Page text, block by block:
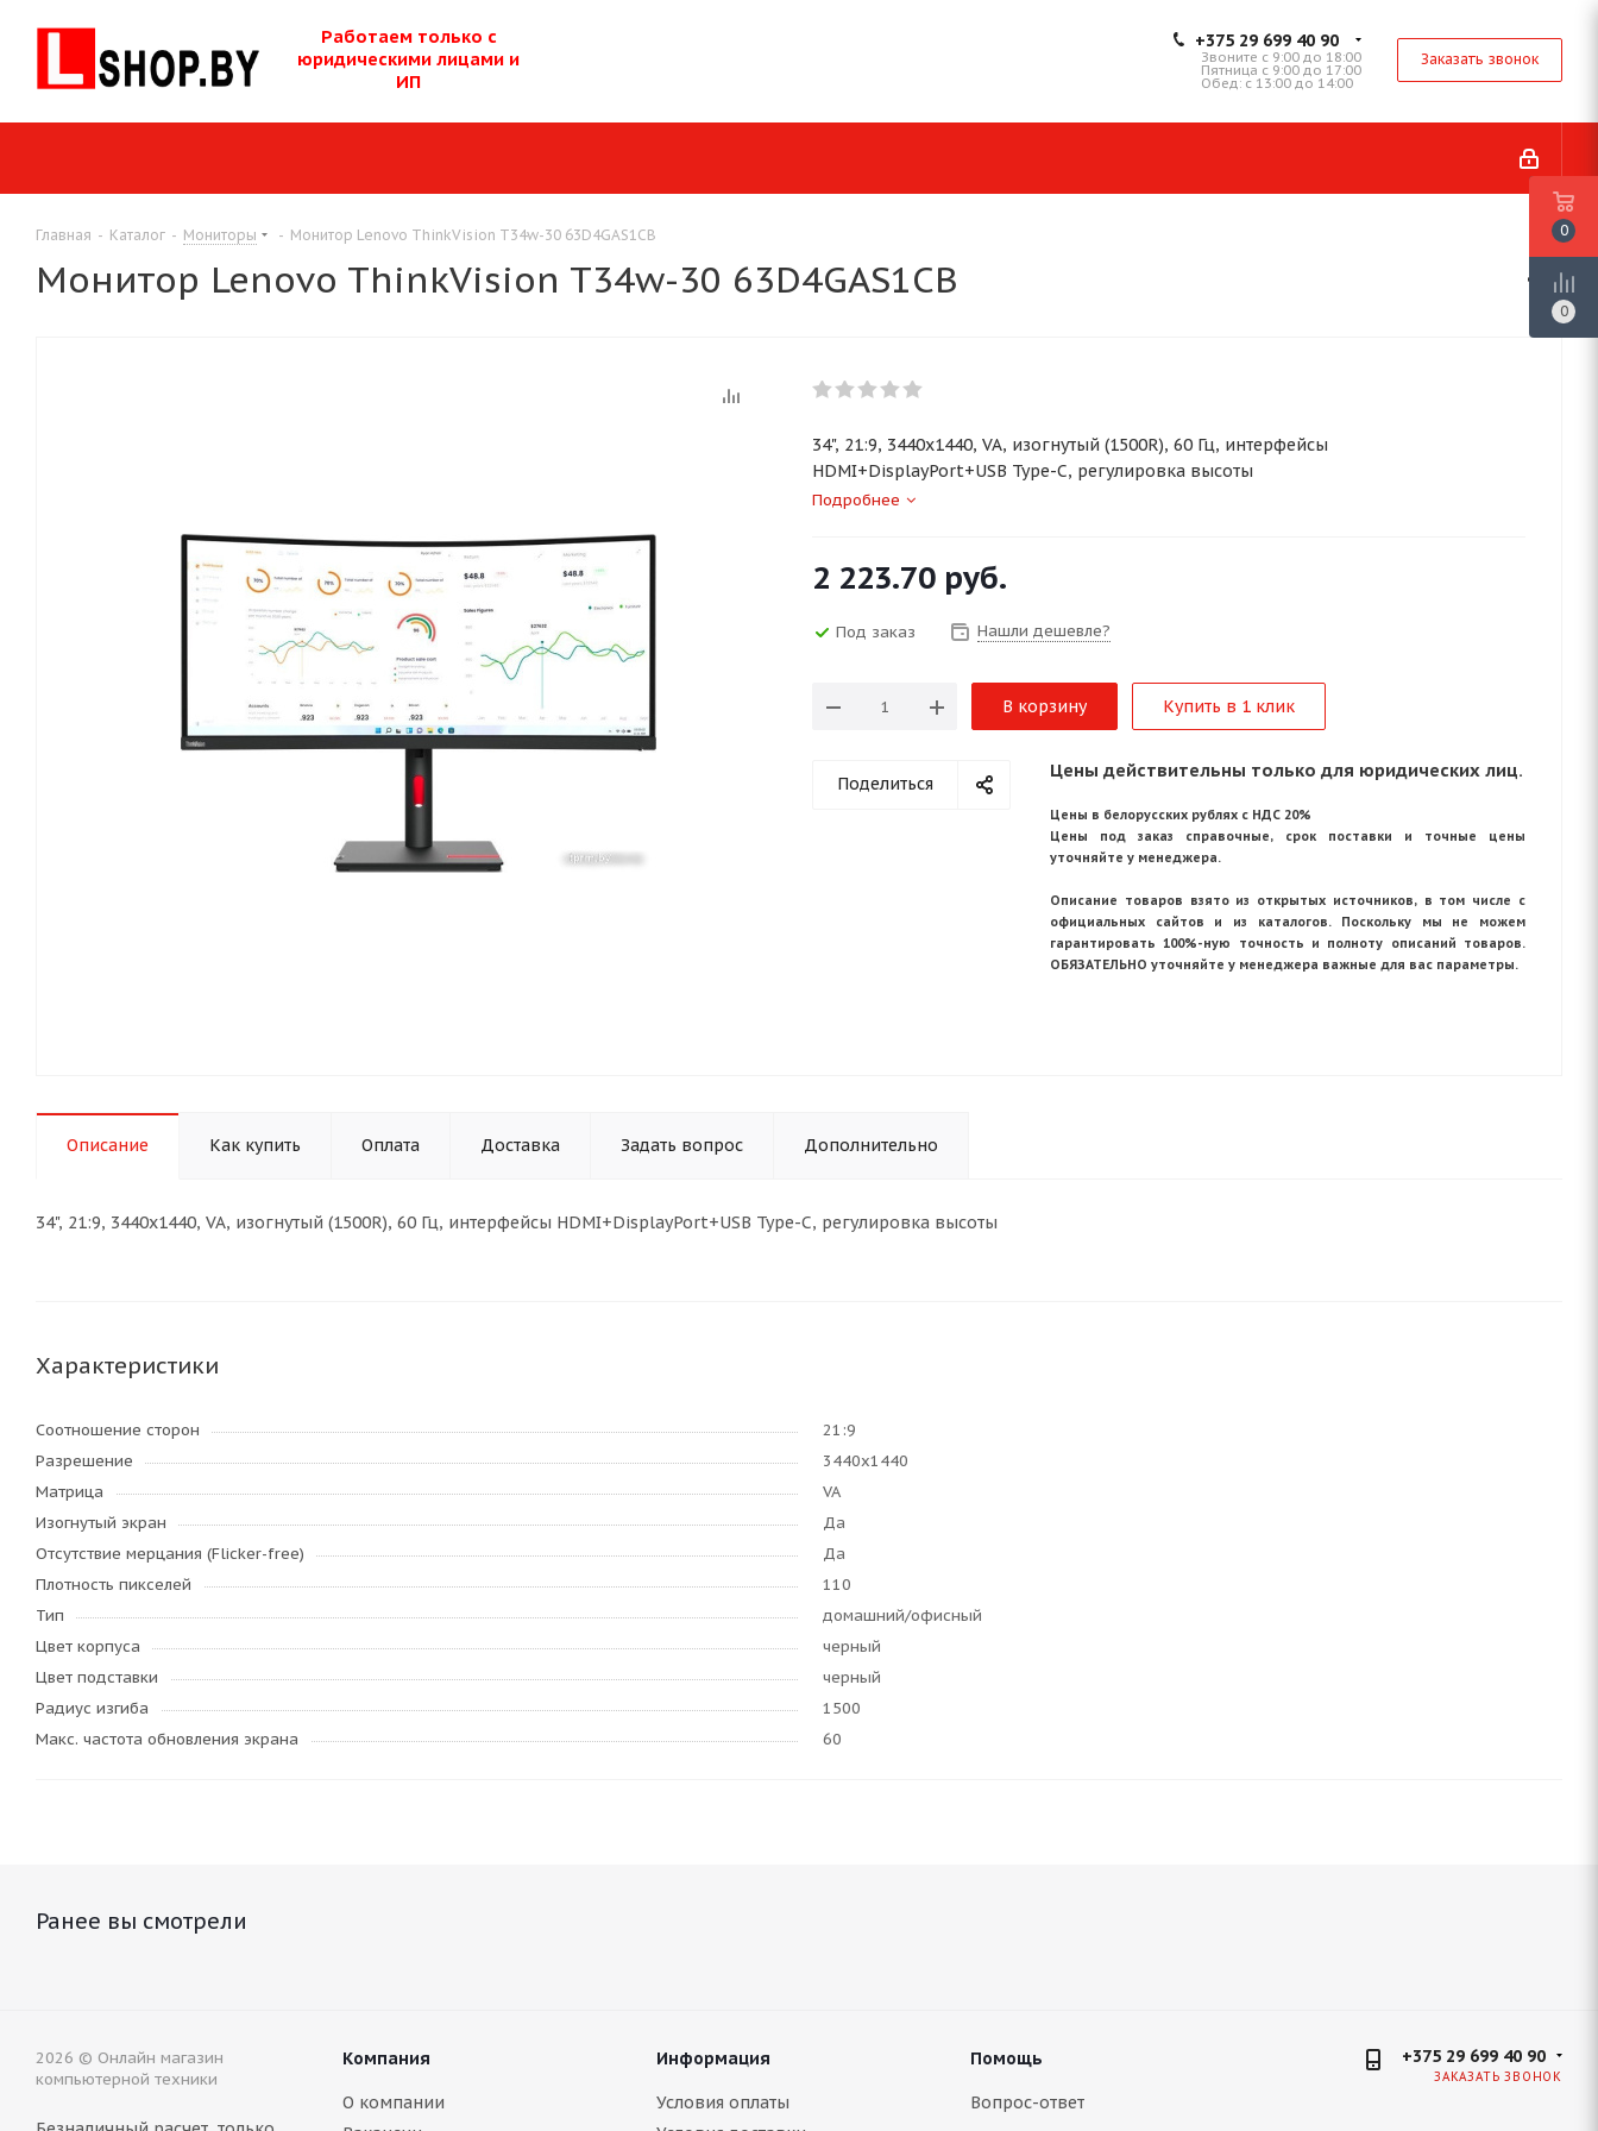
Работаем только с
юридическими лицами и
ИП
+375 29 699 40 90
Звоните с 9:00 до 18:00
Пятница с 9:00 до 17:00
Обед: с 13:00 до 14:00
Заказать звонок
Главная - Каталог - Мониторы - Монитор Lenovo ThinkVision T34w-30 63D4GAS1CB
Монитор Lenovo ThinkVision T34w-30 63D4GAS1CB
34", 21:9, 3440x1440, VA, изогнутый (1500R), 60 Гц, интерфейсы
HDMI+DisplayPort+USB Type-C, регулировка высоты
Подробнее
2 223.70 руб.
Под заказ Нашли дешевле?
В корзину Купить в 1 клик
Поделиться
Цены действительны только для юридических лиц.
Цены в белорусских рублях с НДС 20%
Цены под заказ справочные, срок поставки и точные цены
уточняйте у менеджера.
Описание товаров взято из открытых источников, в том числе с
официальных сайтов и из каталогов. Поскольку мы не можем
гарантировать 100%-ную точность и полноту описаний товаров.
ОБЯЗАТЕЛЬНО уточняйте у менеджера важные для вас параметры.
Описание Как купить Оплата Доставка Задать вопрос Дополнительно
34", 21:9, 3440x1440, VA, изогнутый (1500R), 60 Гц, интерфейсы HDMI+DisplayPort+USB Type-C, регулировка высоты
Характеристики
Соотношение сторон
21:9
Разрешение
3440x1440
Матрица
VA
Изогнутый экран
Да
Отсутствие мерцания (Flicker-free)
Да
Плотность пикселей
110
Тип
домашний/офисный
Цвет корпуса
черный
Цвет подставки
черный
Радиус изгиба
1500
Макс. частота обновления экрана
60
Ранее вы смотрели
2026 © Онлайн магазин
компьютерной техники
Компания
О компании
Информация
Условия оплаты
Помощь
Вопрос-ответ
+375 29 699 40 90
ЗАКАЗАТЬ ЗВОНОК
0
0